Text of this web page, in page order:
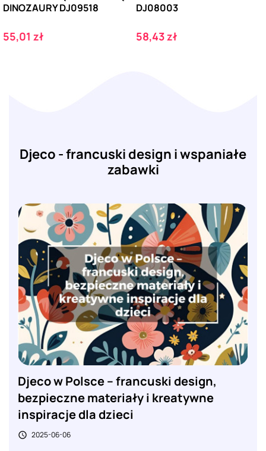
DINOZAURY DJ09518
Cena
55,01 zł
DJ08003
Cena
58,43 zł
Djeco - francuski design i wspaniałe
zabawki
Djeco w Polsce – francuski design,
bezpieczne materiały i kreatywne
inspiracje dla dzieci
 2025-06-06